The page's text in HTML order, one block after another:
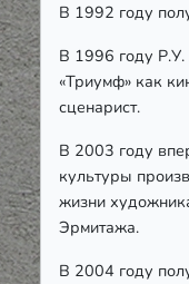
В 1992 году
В 1996 году
«Триумф» как
сценарист.
В 2003 году
культуры
жизни
Эрмитажа.
В 2004 году